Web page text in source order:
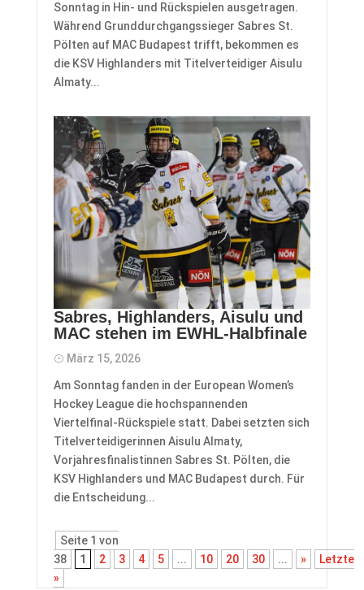
Sonntag in Hin- und Rückspielen ausgetragen.
Während Grunddurchgangssieger Sabres St.
Pölten auf MAC Budapest trifft, bekommen es
die KSV Highlanders mit Titelverteidiger Aisulu
Almaty...
Sabres, Highlanders, Aisulu und
MAC stehen im EWHL-Halbfinale
März 15, 2026
Am Sonntag fanden in der European Women’s
Hockey League die hochspannenden
Viertelfinal-Rückspiele statt. Dabei setzten sich
Titelverteidigerinnen Aisulu Almaty,
Vorjahresfinalistinnen Sabres St. Pölten, die
KSV Highlanders und MAC Budapest durch. Für
die Entscheidung...
Seite 1 von
38
1 2 3 4 5 ... 10 20 30 ... »
Letzte
»